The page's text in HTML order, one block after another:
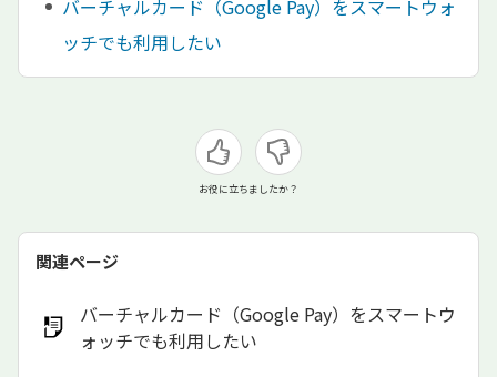
バーチャルカード（Google Pay）をスマートウォ
ッチでも利用したい
お役に立ちましたか？
関連ページ
バーチャルカード（Google Pay）をスマートウ
ォッチでも利用したい